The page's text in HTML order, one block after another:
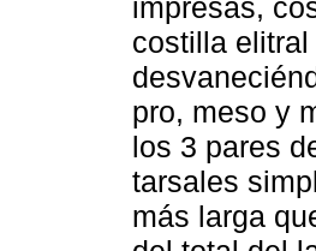
impresas,
costilla
pro, meso y
los 3 pares
tarsales
más larga